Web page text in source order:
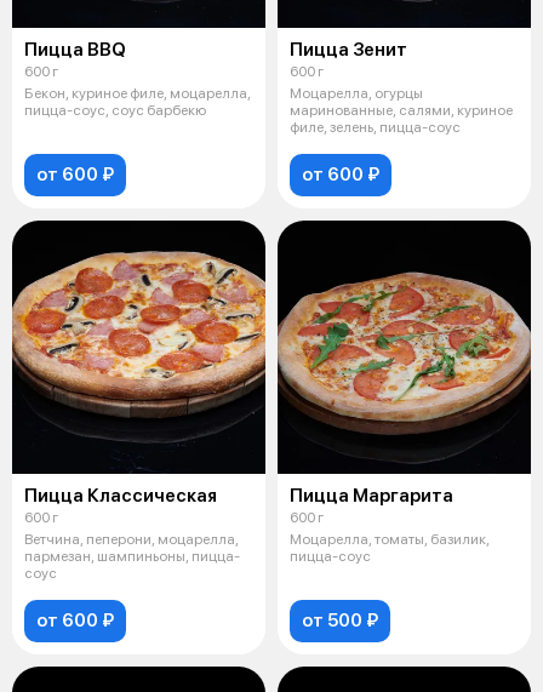
Пицца BBQ
600 г
Бекон, куриное филе, моцарелла,
пицца-соус, соус барбекю
от 600 ₽
Пицца Зенит
600 г
Моцарелла, огурцы
маринованные, салями, куриное
филе, зелень, пицца-соус
от 600 ₽
Пицца Классическая
600 г
Ветчина, пеперони, моцарелла,
пармезан, шампиньоны, пицца-
соус
от 600 ₽
Пицца Маргарита
600 г
Моцарелла, томаты, базилик,
пицца-соус
от 500 ₽